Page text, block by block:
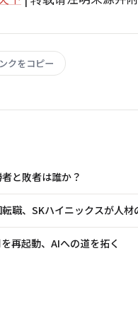
クをコピー
と敗者は誰か？
職、SKハイニックスが人
再起動、AIへの道を拓く